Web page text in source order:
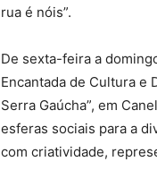
rua é nóis”.
De sexta-feira a
Encantada de Cultura e
Serra Gaúcha”, em
esferas sociais para a
com criatividade,